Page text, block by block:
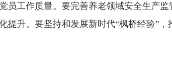
员工作质量。要完善养老领域安全生产
提升。要坚持和发展新时代“枫桥经验”